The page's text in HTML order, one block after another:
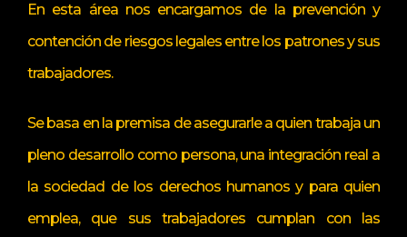
En esta área nos encargamos de la prevención y
contención de riesgos legales entre los patrones y sus
trabajadores.
Se basa en la premisa de asegurarle a quien trabaja un
pleno desarrollo como persona, una integración real a
la sociedad de los derechos humanos y para quien
emplea, que sus trabajadores cumplan con las